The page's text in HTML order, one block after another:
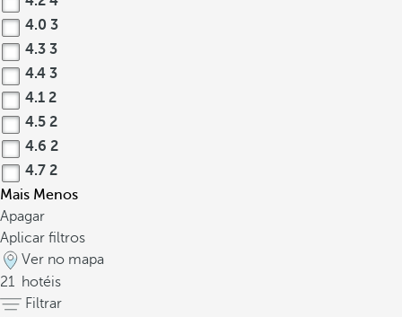
4.0 3
4.3 3
4.4 3
4.1 2
4.5 2
4.6 2
4.7 2
Mais Menos
Apagar
Aplicar filtros
Ver no mapa
21 hotéis
Filtrar